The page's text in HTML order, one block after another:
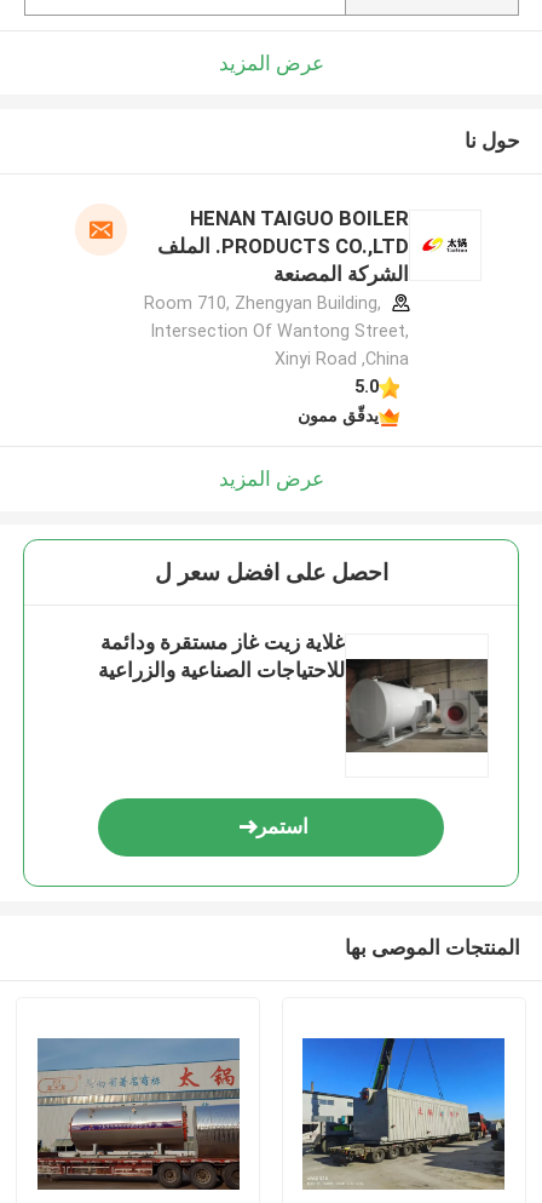
عرض المزيد
حول نا
HENAN TAIGUO BOILER
PRODUCTS CO.,LTD. الملف
الشركة المصنعة
Room 710, Zhengyan Building,
Intersection Of Wantong Street,
Xinyi Road ,China
5.0
يدقّق ممون
عرض المزيد
احصل على افضل سعر ل
غلاية زيت غاز مستقرة ودائمة
للاحتياجات الصناعية والزراعية
استمر
المنتجات الموصى بها